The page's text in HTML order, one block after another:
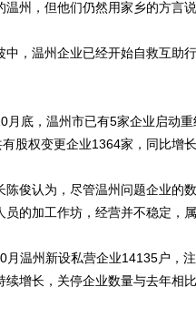
州，但他们仍然用家乡的方言说
温州企业已经开始自救互助
底，温州市已有5家企业启动重
股权变更企业1364家，同比增长
认为，尽管温州问题企业的
的加工作坊，经营并不稳定，属
州新设私营企业14135户，注
增长，关停企业数量与去年相